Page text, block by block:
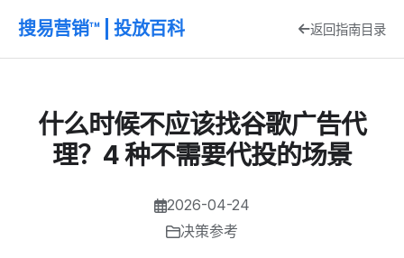
搜易营销™ | 投放百科 返回指南目录
什么时候不应该找谷歌广告代
理？4 种不需要代投的场景
2026-04-24
决策参考